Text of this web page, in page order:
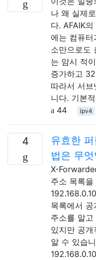
나 왜 실제
다. AFAIK
에는 컴퓨
소만으로도
는 암시 적
증가하고
따라서 서
니다. 기본
44
ipv4
4
유효한
법은 무
X-
주소 목록
목록에서
주소를 알
있지만 공
알 수 있습